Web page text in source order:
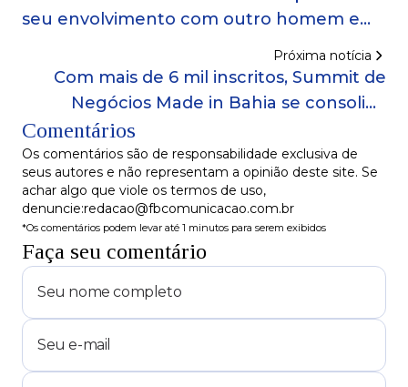
seu envolvimento com outro homem em
Próxima notícia
Com mais de 6 mil inscritos, Summit de
Negócios Made in Bahia se consolida
como o maior encontro empresarial do
estado!
Comentários
Os comentários são de responsabilidade exclusiva de
seus autores e não representam a opinião deste site. Se
achar algo que viole os termos de uso,
denuncie:redacao@fbcomunicacao.com.br
*Os comentários podem levar até 1 minutos para serem exibidos
Faça seu comentário